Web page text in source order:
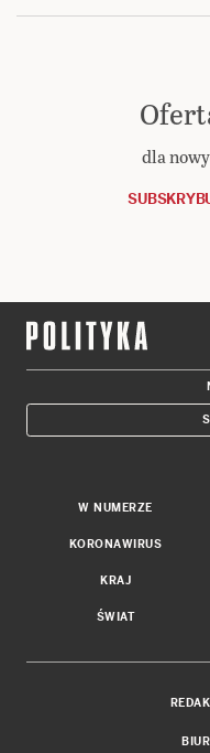
dla
W NUMERZE
KORONAWIRUS
KRAJ
ŚWIAT